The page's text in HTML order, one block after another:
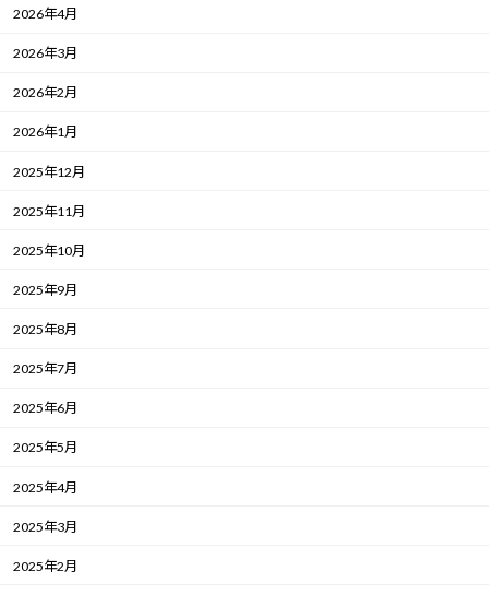
2026年4月
2026年3月
2026年2月
2026年1月
2025年12月
2025年11月
2025年10月
2025年9月
2025年8月
2025年7月
2025年6月
2025年5月
2025年4月
2025年3月
2025年2月